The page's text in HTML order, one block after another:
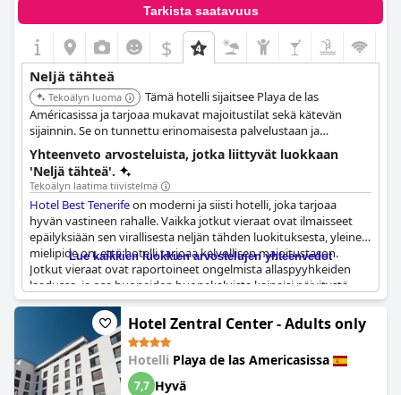
Tarkista saatavuus
$
Neljä tähteä
Tekoälyn luoma
Tämä hotelli sijaitsee Playa de las
Américasissa ja tarjoaa mukavat majoitustilat sekä kätevän
sijainnin. Se on tunnettu erinomaisesta palvelustaan ja
monipuolisista mukavuuksistaan, mikä tekee siitä suositun
valinnan matkailijoille.
Yhteenveto arvosteluista, jotka liittyvät luokkaan
'Neljä tähteä'.
Tekoälyn laatima tiivistelmä
Hotel Best Tenerifeon moderni ja siisti hotelli, joka tarjoaa
hyvän vastineen rahalle. Vaikka jotkut vieraat ovat ilmaisseet
epäilyksiään sen virallisesta neljän tähden luokituksesta, yleinen
mielipide on, että hotelli tarjoaa kelvollisen majoitustason.
Jotkut vieraat ovat raportoineet ongelmista allaspyyhkeiden
laadussa, ja osa huoneiden huonekaluista kaipaisi päivitystä,
mutta kaiken kaikkiaan hotellia pidetään asianmukaisena ja
hyvänä laitoksena. Monet vieraat ovat ylistäneet hotellin tilavia
huoneita ja arvostavat hotellin modernia tunnelmaa. Vaikka
mielipiteet vaihtelevat siitä, ansaitseeko hotelli todella neljän
tähden luokituksen, suurin osa on yhtä mieltä siitä, ettäHotel
Best Tenerifeon erinomainen vaihtoehto edulliseen hintaan.
Lue kaikkien luokkien arvostelujen yhteenvedot
Hotel Zentral Center - Adults only
Hotelli Playa de las Americasissa
7,7 Hyvä